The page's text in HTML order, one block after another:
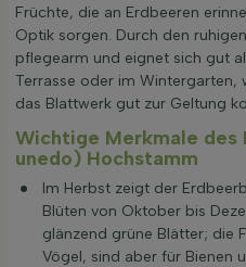
Früchte, die an Erdbeeren
Optik sorgen. Durch den
pflegearm und eignet sich gut
Terrasse oder im Wintergarten,
das Blattwerk gut zur Geltung
Wichtige Merkmale des
unedo) Hochstamm
Im Herbst zeigt der
Blüten von Oktober bis
glänzend grüne Blätter; die
Vögel, sind aber für Bienen